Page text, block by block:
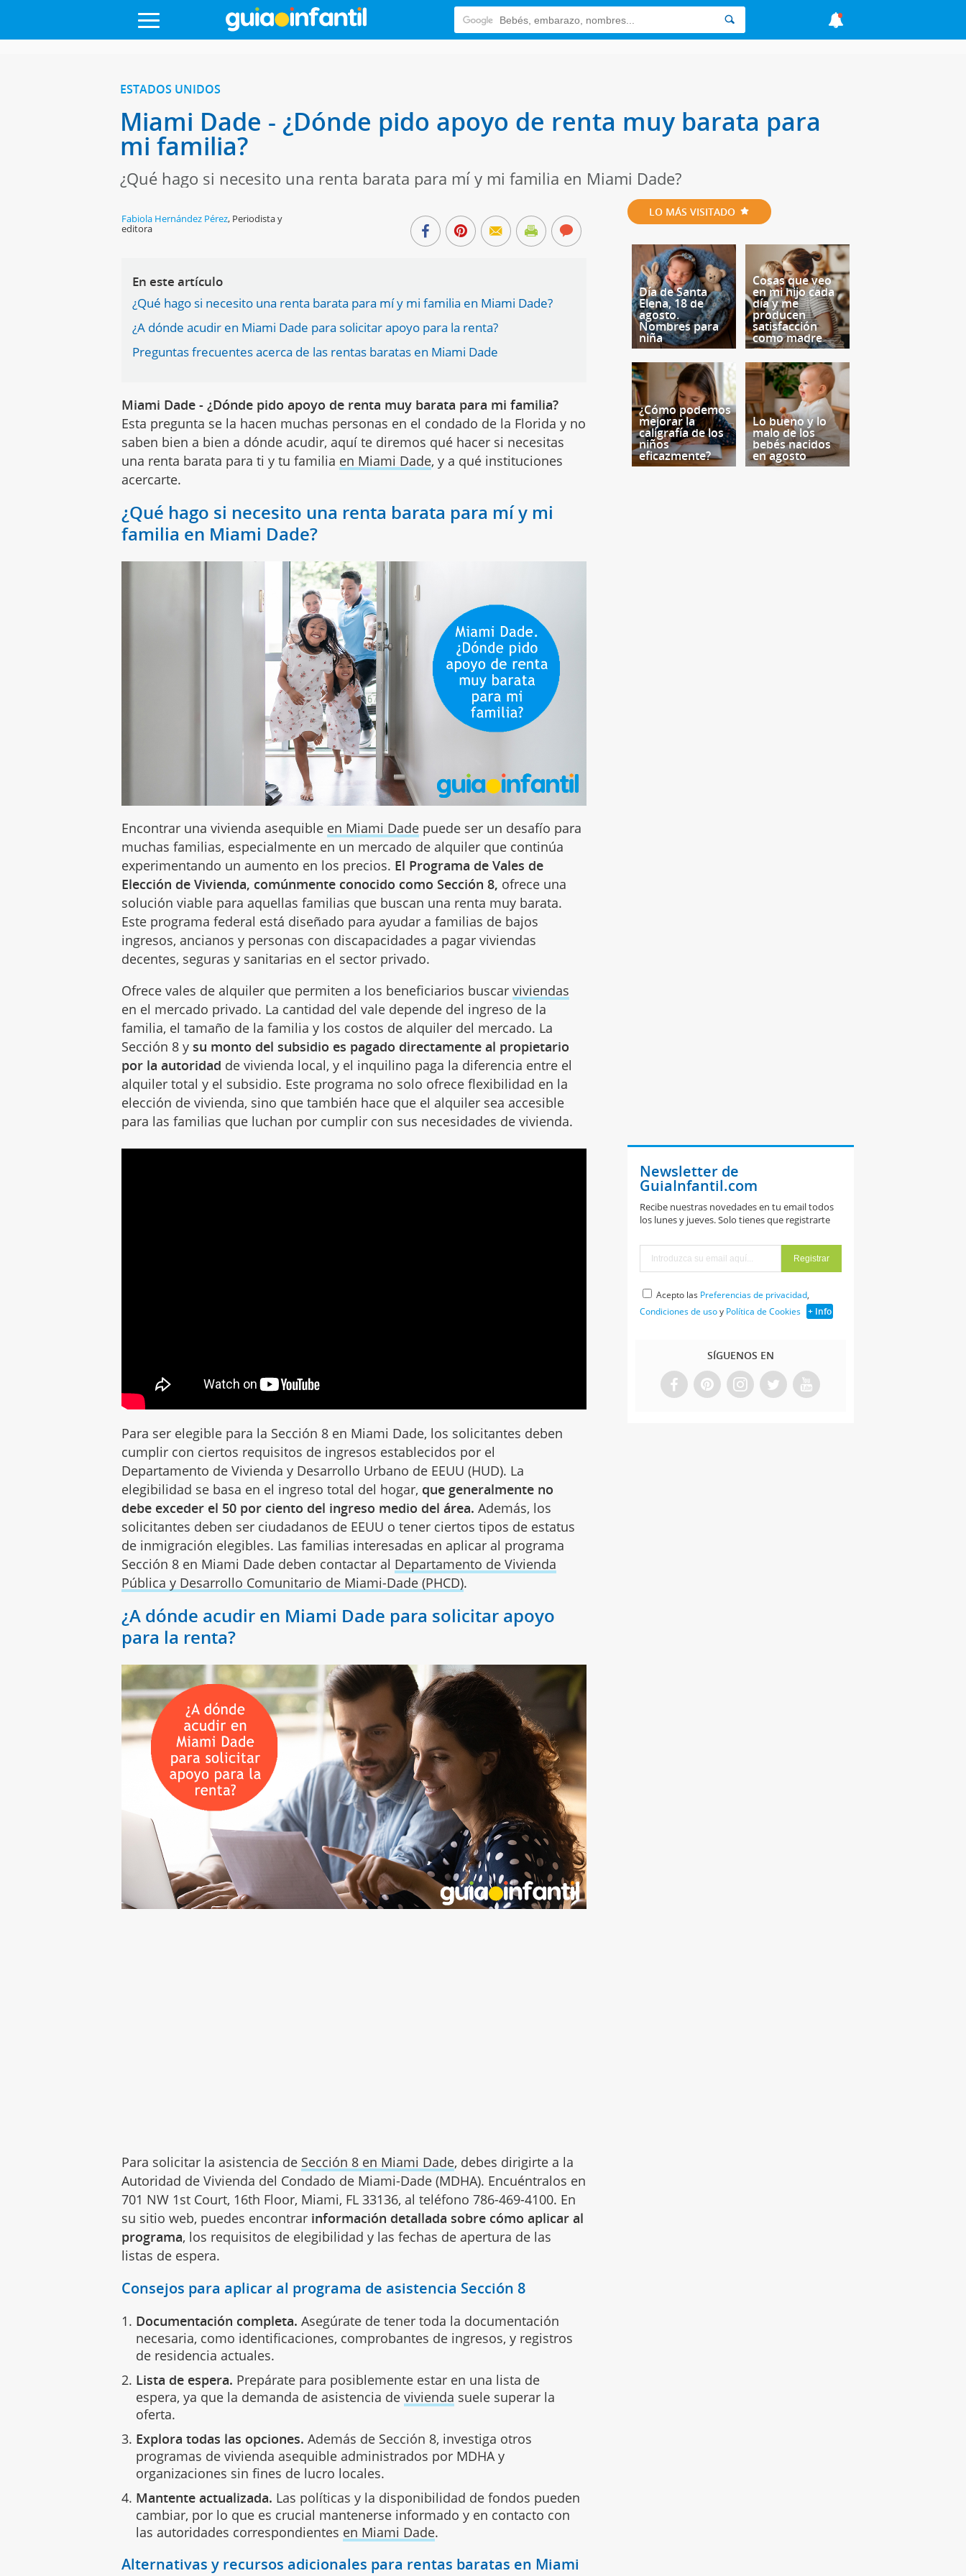
ESTADOS UNIDOS
Miami Dade - ¿Dónde pido apoyo de renta muy barata para
mi familia?
¿Qué hago si necesito una renta barata para mí y mi familia en Miami Dade?
Fabiola Hernández Pérez, Periodista y
editora
En este artículo
¿Qué hago si necesito una renta barata para mí y mi familia en Miami Dade?
¿A dónde acudir en Miami Dade para solicitar apoyo para la renta?
Preguntas frecuentes acerca de las rentas baratas en Miami Dade
Miami Dade - ¿Dónde pido apoyo de renta muy barata para mi familia?
Esta pregunta se la hacen muchas personas en el condado de la Florida y no
saben bien a bien a dónde acudir, aquí te diremos qué hacer si necesitas
una renta barata para ti y tu familia en Miami Dade, y a qué instituciones
acercarte.
¿Qué hago si necesito una renta barata para mí y mi
familia en Miami Dade?
Encontrar una vivienda asequible en Miami Dade puede ser un desafío para
muchas familias, especialmente en un mercado de alquiler que continúa
experimentando un aumento en los precios. El Programa de Vales de
Elección de Vivienda, comúnmente conocido como Sección 8, ofrece una
solución viable para aquellas familias que buscan una renta muy barata.
Este programa federal está diseñado para ayudar a familias de bajos
ingresos, ancianos y personas con discapacidades a pagar viviendas
decentes, seguras y sanitarias en el sector privado.
Ofrece vales de alquiler que permiten a los beneficiarios buscarviviendas
en el mercado privado. La cantidad del vale depende del ingreso de la
familia, el tamaño de la familia y los costos de alquiler del mercado. La
Sección 8 ysu monto del subsidio es pagado directamente al propietario
por la autoridad de vivienda local, y el inquilino paga la diferencia entre el
alquiler total y el subsidio. Este programa no solo ofrece flexibilidad en la
elección de vivienda, sino que también hace que el alquiler sea accesible
para las familias que luchan por cumplir con sus necesidades de vivienda.
Para ser elegible para la Sección 8 en Miami Dade, los solicitantes deben
cumplir con ciertos requisitos de ingresos establecidos por el
Departamento de Vivienda y Desarrollo Urbano de EEUU (HUD). La
elegibilidad se basa en el ingreso total del hogar, que generalmente no
debe exceder el 50 por ciento del ingreso medio del área. Además, los
solicitantes deben ser ciudadanos de EEUU o tener ciertos tipos de estatus
de inmigración elegibles. Las familias interesadas en aplicar al programa
Sección 8 en Miami Dade deben contactar al Departamento de Vivienda
Pública y Desarrollo Comunitario de Miami-Dade (PHCD).
¿A dónde acudir en Miami Dade para solicitar apoyo
para la renta?
Para solicitar la asistencia de Sección 8 en Miami Dade, debes dirigirte a la
Autoridad de Vivienda del Condado de Miami-Dade (MDHA). Encuéntralos en
701 NW 1st Court, 16th Floor, Miami, FL 33136, al teléfono 786-469-4100. En
su sitio web, puedes encontrar información detallada sobre cómo aplicar al
programa, los requisitos de elegibilidad y las fechas de apertura de las
listas de espera.
Consejos para aplicar al programa de asistencia Sección 8
Documentación completa. Asegúrate de tener toda la documentación
necesaria, como identificaciones, comprobantes de ingresos, y registros
de residencia actuales.
Lista de espera. Prepárate para posiblemente estar en una lista de
espera, ya que la demanda de asistencia devivienda suele superar la
oferta.
Explora todas las opciones. Además de Sección 8, investiga otros
programas de vivienda asequible administrados por MDHA y
organizaciones sin fines de lucro locales.
Mantente actualizada. Las políticas y la disponibilidad de fondos pueden
cambiar, por lo que es crucial mantenerse informado y en contacto con
las autoridades correspondientes en Miami Dade.
Alternativas y recursos adicionales para rentas baratas en Miami
LO MÁS VISITADO
Día de Santa
Elena, 18 de
agosto.
Nombres para
niña
Cosas que veo
en mi hijo cada
día y me
producen
satisfacción
como madre
¿Cómo podemos
mejorar la
caligrafía de los
niños
eficazmente?
Lo bueno y lo
malo de los
bebés nacidos
en agosto
Newsletter de
GuiaInfantil.com
Recibe nuestras novedades en tu email todos
los lunes y jueves. Solo tienes que registrarte
Acepto las Preferencias de privacidad,
Condiciones de usoy Política de Cookies + Info
SÍGUENOS EN